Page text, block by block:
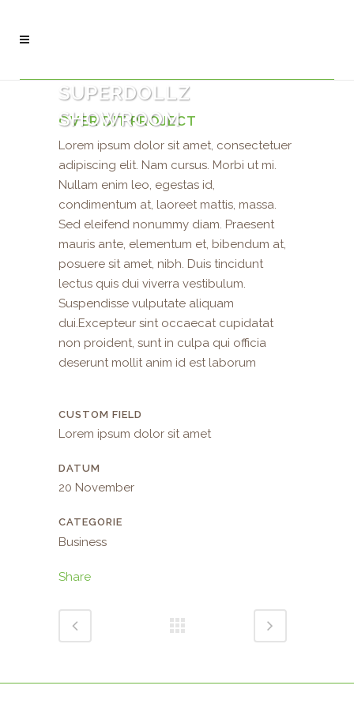
SUPERDOLLZ
SHOWROOM
OVER DIT PROJECT
Lorem ipsum dolor sit amet, consectetuer
adipiscing elit. Nam cursus. Morbi ut mi.
Nullam enim leo, egestas id,
condimentum at, laoreet mattis, massa.
Sed eleifend nonummy diam. Praesent
mauris ante, elementum et, bibendum at,
posuere sit amet, nibh. Duis tincidunt
lectus quis dui viverra vestibulum.
Suspendisse vulputate aliquam
dui.Excepteur sint occaecat cupidatat
non proident, sunt in culpa qui officia
deserunt mollit anim id est laborum
CUSTOM FIELD
Lorem ipsum dolor sit amet
DATUM
20 November
CATEGORIE
Business
Share